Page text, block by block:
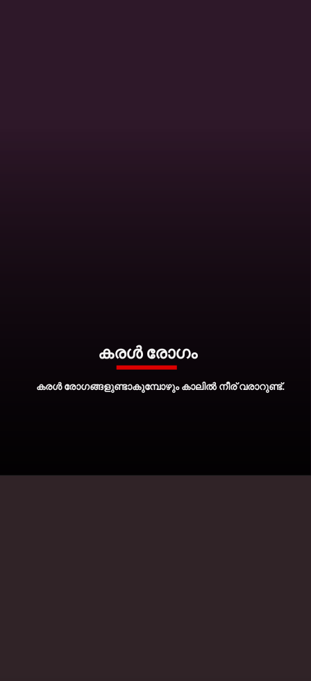
കരള്‍ രോഗങ്ങളുണ്ടാകുമ്പോഴും കാലില്‍ നീര് വരാറുണ്ട്.
കരള്‍ രോഗം